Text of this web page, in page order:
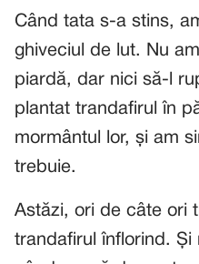
Când tata s-a stins,
ghiveciul de lut. Nu
piardă, dar nici să-l
plantat trandafirul în
mormântul lor, și am
trebuie.
Astăzi, ori de câte ori
trandafirul înflorind. Și